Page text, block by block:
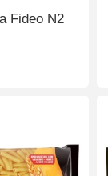
Fideo N2